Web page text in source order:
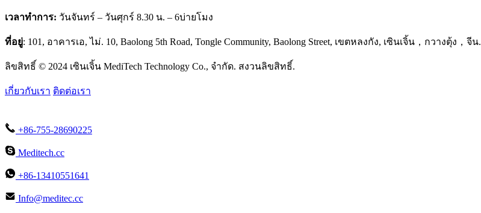
เวลาทำการ: วันจันทร์ – วันศุกร์ 8.30 น. – 6บ่ายโมง
ที่อยู่: 101, อาคารเอ, ไม่. 10, Baolong 5th Road, Tongle Community, Baolong Street, เขตหลงกัง, เซินเจิ้น，กวางตุ้ง，จีน.
ลิขสิทธิ์ © 2024 เซินเจิ้น MediTech Technology Co., จำกัด. สงวนลิขสิทธิ์.
เกี่ยวกับเรา ติดต่อเรา
+86-755-28690225
Meditech.cc
+86-13410551641
Info@meditec.cc